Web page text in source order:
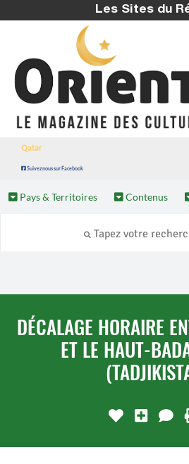
Les Sites du
Qatar
Suivez nous sur Facebook
Pays & Territoires Contenus
DÉCALAGE HORAIRE
ET LE HAUT-